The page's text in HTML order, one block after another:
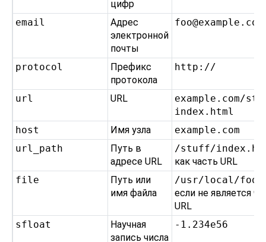
цифр
email
Адрес
электронной
почты
foo@example.com
protocol
Префикс
протокола
http://
url URL
example.com/
index.html
host
Имя узла
example.com
url_path
Путь в
адресе URL
/stuff/
как часть URL
file
Путь или
имя файла
/usr/local/
если не является
URL
sfloat
Научная
запись числа
-1.234e56